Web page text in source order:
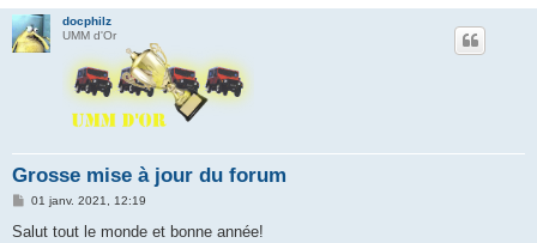
docphilz
UMM d'Or
Grosse mise à jour du forum
M
s
01 janv. 2021, 12:19
Salut tout le monde et bonne année!